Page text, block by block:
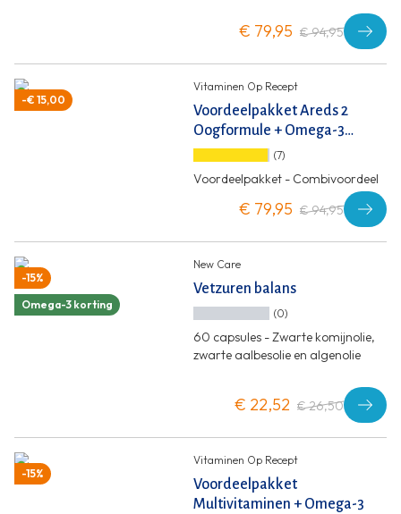
€ 79,95 € 94,95
-€ 15,00
Vitaminen Op Recept
Voordeelpakket Areds 2
Oogformule + Omega-3
Visolie
(7)
Voordeelpakket - Combivoordeel
€ 79,95 € 94,95
-15%
Omega-3 korting
New Care
Vetzuren balans
(0)
60 capsules - Zwarte komijnolie,
zwarte aalbesolie en algenolie
€ 22,52 € 26,50
-15%
Vitaminen Op Recept
Voordeelpakket
Multivitaminen + Omega-3